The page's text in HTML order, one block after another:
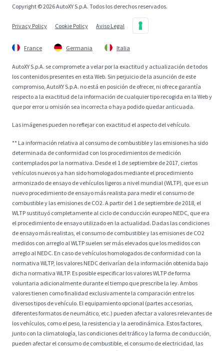
Copyright © 2026 AutoXY S.p.A. Todos los derechos reservados.
Privacy Policy Cookie Policy Aviso Legal
France Germania Italia
AutoXY S.p.A. se compromete a velar por la exactitud y actualización de todos
los contenidos presentes en esta Web. Sin perjuicio de la asunción de este
compromiso, AutoXY S.p.A. no está en posición de ofrecer, ni ofrece garantía
respecto a la exactitud de la información de cualquier tipo recogida en la Web y
que por error u omisión sea incorrecta o haya podido quedar anticuada.
Las imágenes pueden no reflejar con exactitud el aspecto del vehículo.
** La información relativa al consumo de combustible y las emisiones ha sido
determinada de conformidad con los procedimientos de medición
contemplados por la normativa. Desde el 1 de septiembre de 2017, ciertos
vehículos nuevos ya han sido homologados mediante el procedimiento
armonizado de ensayo de vehículos ligeros a nivel mundial (WLTP), que es un
nuevo procedimiento de ensayo más realista para medir el consumo de
combustible y las emisiones de CO2. A partir del 1 de septiembre de 2018, el
WLTP sustituyó completamente al ciclo de conducción europeo NEDC, que era
el procedimiento de ensayo utilizado en la actualidad. Dadas las condiciones
de ensayo más realistas, el consumo de combustible y las emisiones de CO2
medidos con arreglo al WLTP suelen ser más elevados que los medidos con
arreglo al NEDC. En caso de vehículos homologados de conformidad con la
normativa WLTP, los valores NEDC derivarían de la información obtenida bajo
dicha normativa WLTP. Es posible especificar los valores WLTP de forma
voluntaria adicionalmente durante el tiempo que prescribe la ley. Ambos
valores tienen como finalidad exclusivamente la comparación entre los
diversos tipos de vehículo. El equipamiento opcional (partes accesorias,
diferentes formatos de neumático, etc.) pueden afectar a valores relevantes de
los vehículos, como el peso, la resistencia y la aerodinámica. Estos factores,
junto con la climatología, las condiciones del tráfico y la forma de conducción,
pueden afectar el consumo de combustible, el consumo de electricidad, las